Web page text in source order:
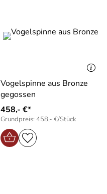
Vogelspinne aus Bronze
gegossen
458,- €*
Grundpreis: 458,- €/Stück